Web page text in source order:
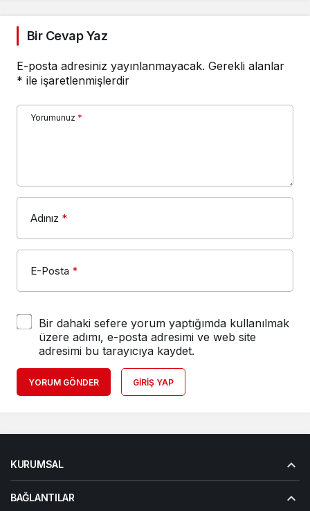
Bir Cevap Yaz
E-posta adresiniz yayınlanmayacak. Gerekli alanlar
* ile işaretlenmişlerdir
Yorumunuz *
Adınız *
E-Posta *
Bir dahaki sefere yorum yaptığımda kullanılmak
üzere adımı, e-posta adresimi ve web site
adresimi bu tarayıcıya kaydet.
YORUM GÖNDER GIRIŞ YAP
KURUMSAL
BAĞLANTILAR